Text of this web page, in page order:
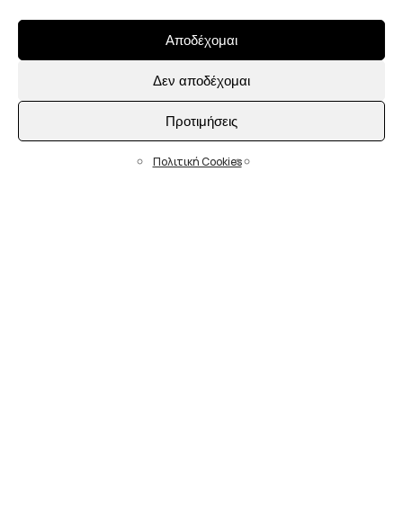
Αποδέχομαι
Δεν αποδέχομαι
Προτιμήσεις
Πολιτική Cookies